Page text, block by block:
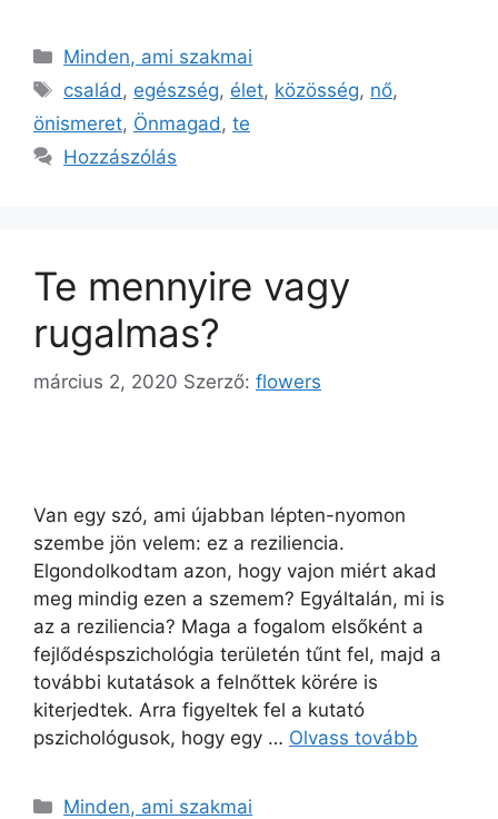
Minden, ami szakmai
család , egészség, élet, közösség, nő,
önismeret, Önmagad , te
Hozzászólás
Te mennyire vagy
rugalmas?
március 2, 2020 Szerző: flowers
Van egy szó, ami újabban lépten-nyomon
szembe jön velem: ez a reziliencia.
Elgondolkodtam azon, hogy vajon miért akad
meg mindig ezen a szemem? Egyáltalán, mi is
az a reziliencia? Maga a fogalom elsőként a
fejlődéspszichológia területén tűnt fel, majd a
további kutatások a felnőttek körére is
kiterjedtek. Arra figyeltek fel a kutató
pszichológusok, hogy egy … Olvass tovább
Minden, ami szakmai